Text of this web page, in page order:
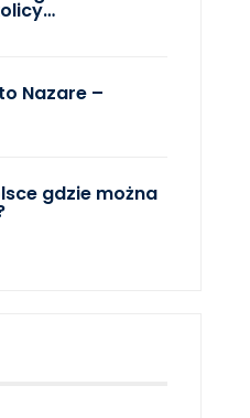
Nazare –
gdzie można